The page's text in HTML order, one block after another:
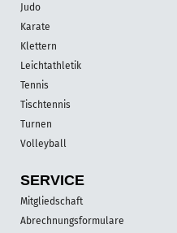
Judo
Karate
Klettern
Leichtathletik
Tennis
Tischtennis
Turnen
Volleyball
SERVICE
Mitgliedschaft
Abrechnungsformulare